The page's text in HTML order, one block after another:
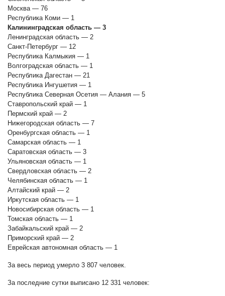
Москва — 76
Республика Коми — 1
Калининградская область — 3
Ленинградская область — 2
Санкт-Петербург — 12
Республика Калмыкия — 1
Волгоградская область — 1
Республика Дагестан — 21
Республика Ингушетия — 1
Республика Северная Осетия — Алания — 5
Ставропольский край — 1
Пермский край — 2
Нижегородская область — 7
Оренбургская область — 1
Самарская область — 1
Саратовская область — 3
Ульяновская область — 1
Свердловская область — 2
Челябинская область — 1
Алтайский край — 2
Иркутская область — 1
Новосибирская область — 1
Томская область — 1
Забайкальский край — 2
Приморский край — 2
Еврейская автономная область — 1
За весь период умерло 3 807 человек.
За последние сутки выписано 12 331 человек: